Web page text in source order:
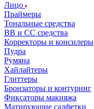
Лицо
Праймеры
Тональные средства
ВВ и СС средства
Корректоры и консилеры
Пудра
Румяна
Хайлайтеры
Глиттеры
Бронзаторы и контуринг
Фиксаторы макияжа
Матирующие салфетки